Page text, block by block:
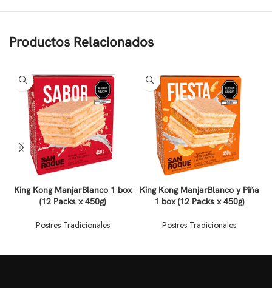
Productos Relacionados
King Kong ManjarBlanco 1 box
(12 Packs x 450g)
Postres Tradicionales
King Kong ManjarBlanco y Piña
1 box (12 Packs x 450g)
Postres Tradicionales